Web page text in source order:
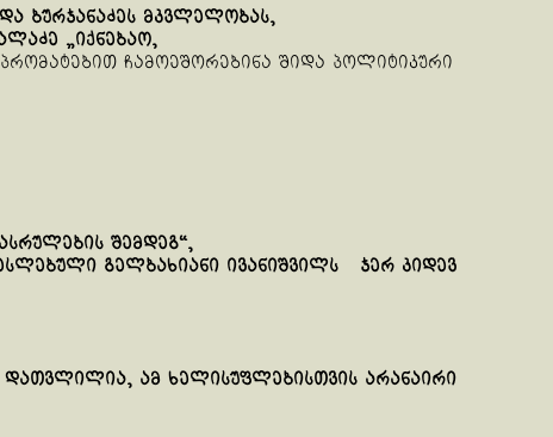
ბურჯანაძეს მკვლელობას,
„იქნებაო,
ჩამოეშორებინა შიდა პოლიტიკური
შემდეგ“,
გელბახიანი ივანიშვილს ჯერ კიდევ
დათვლილია, ამ ხელისუფლებისთვის არანაირი